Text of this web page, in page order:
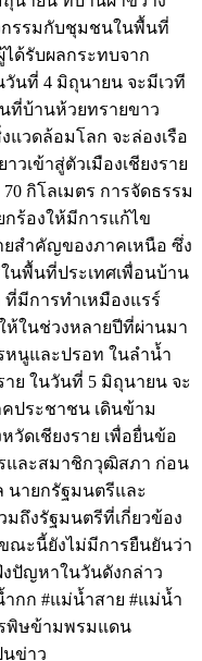
กรรมกับชุมชนในพื้นที่
ด้รับผลกระทบจาก
นที่ 4 มิถุนายน จะมีเวที
ที่บ้านห้วยทรายขาว
แวดล้อมโลก จะล่องเรือ
เข้าสู่ตัวเมืองเชียงราย
กิโลเมตร การจัดธรรม
กร้องให้มีการแก้ไข
สำคัญของภาคเหนือ ซึ่ง
นพื้นที่ประเทศเพื่อนบ้าน
ที่มีการทำเหมืองแรร์
ห้ในช่วงหลายปีที่ผ่านมา
หนูและปรอท ในลำน้ำ
าย ในวันที่ 5 มิถุนายน จะ
ประชาชน เดินข้าม
วัดเชียงราย เพื่อยื่นข้อ
และสมาชิกวุฒิสภา ก่อน
ายกรัฐมนตรีและ
มถึงรัฐมนตรีที่เกี่ยวข้อง
ณะนี้ยังไม่มีการยืนยันว่า
ปัญหาในวันดังกล่าว
กก #แม่น้ำสาย #แม่น้ำ
พิษข้ามพรมแดน
นข่าว